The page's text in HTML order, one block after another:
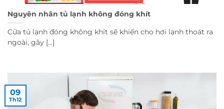
Nguyên nhân tủ lạnh không đóng khít
Cửa tủ lạnh đóng không khít sẽ khiến cho hơi lạnh thoát ra
ngoài, gây [...]
09
Th12